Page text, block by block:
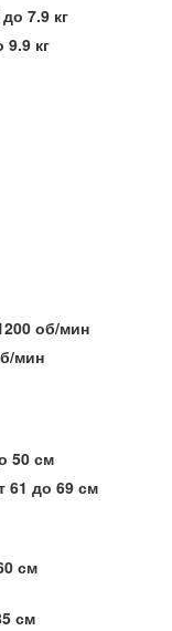
7.9 кг
9.9 кг
об/мин
мин
50 см
61 до 69 см
см
см